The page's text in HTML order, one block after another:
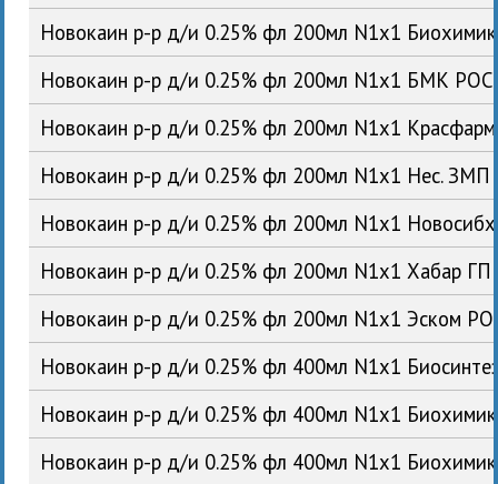
Новокаин р-р д/и 0.25% фл 200мл N1x1
Новокаин р-р д/и 0.25% фл 200мл N1x1 БМК РОС
Новокаин р-р д/и 0.25% фл 200мл N1x1
Новокаин р-р д/и 0.25% фл 200мл N1x1 Нес.
Новокаин р-р д/и 0.25% фл 200мл N1x1
Новокаин р-р д/и 0.25% фл 200мл N1x1 Хабар
Новокаин р-р д/и 0.25% фл 200мл N1x1 Эском
Новокаин р-р д/и 0.25% фл 400мл N1x1
Новокаин р-р д/и 0.25% фл 400мл N1x1
Новокаин р-р д/и 0.25% фл 400мл N1x1